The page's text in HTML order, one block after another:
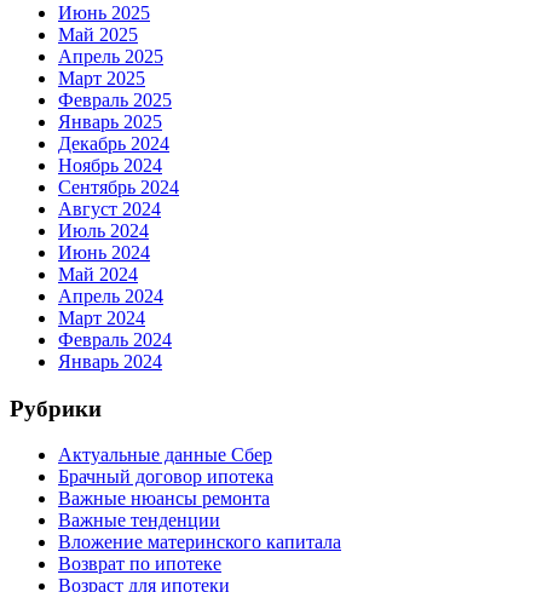
Июнь 2025
Май 2025
Апрель 2025
Март 2025
Февраль 2025
Январь 2025
Декабрь 2024
Ноябрь 2024
Сентябрь 2024
Август 2024
Июль 2024
Июнь 2024
Май 2024
Апрель 2024
Март 2024
Февраль 2024
Январь 2024
Рубрики
Актуальные данные Сбер
Брачный договор ипотека
Важные нюансы ремонта
Важные тенденции
Вложение материнского капитала
Возврат по ипотеке
Возраст для ипотеки